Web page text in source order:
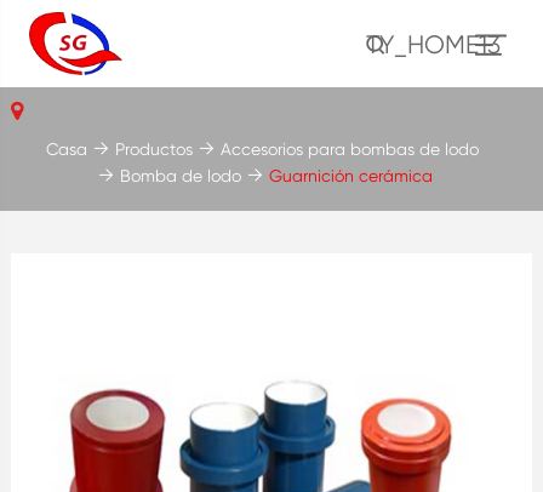
TY_HOME13
Casa Productos
Accesorios para bombas de lodo
Bomba de lodo
Guarnición cerámica